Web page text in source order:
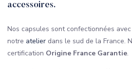
accessoires.
Nos capsules sont confectionnées
notre atelier dans le sud de la France.
certification Origine France Garantie.